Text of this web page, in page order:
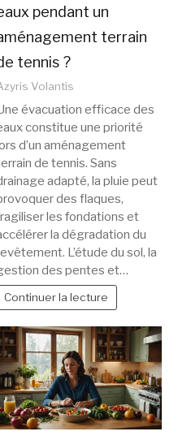
pendant un
terrain
tennis ?
Volantis
évacuation efficace des
constitue une priorité
d’un aménagement
de tennis. Sans
adapté, la pluie peut
des flaques,
les fondations et
la dégradation du
L’étude du sol, la
des pentes et…
Continuer la lecture